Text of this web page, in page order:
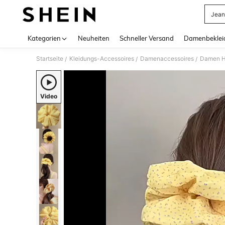
Kategorien Neuheiten Schneller Versand
Startseite / Kleidungs-Accessoires / Damenaccessoires / Damen
Video